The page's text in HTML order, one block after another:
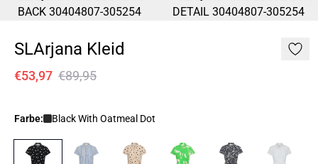
SLArjana Kleid
€53,97 €89,95
Farbe: Black With Oatmeal Dot